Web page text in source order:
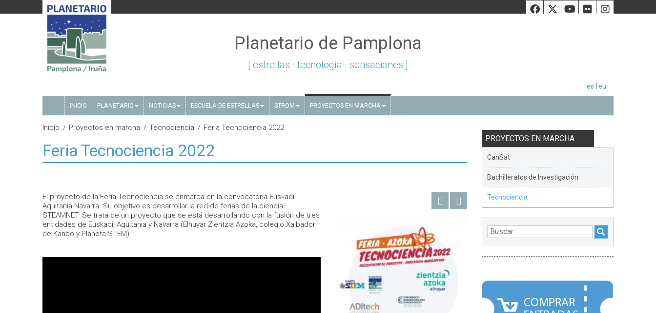
Facebook
Twiiter
Youtube
Flickr
Planetario de Pamplona
[ estrellas · tecnología · sensaciones ]
es eu
INICIO PLANETARIO NOTICIAS ESCUELA DE ESTRELLAS STROM PROYECTOS EN MARCHA
Inicio Proyectos en marcha Tecnociencia Feria Tecnociencia 2022
Feria Tecnociencia 2022
El proyecto de la Feria Tecnociencia se enmarca en la convocatoria Euskadi-
Aquitania-Navarra. Su objetivo es desarrollar la red de ferias de la ciencia
STEAMNET. Se trata de un proyecto que se está desarrollando con la fusión de tres
entidades de Euskadi, Aquitania y Navarra (Elhuyar Zientzia Azoka, colegio Xalbador
de Kanbo y Planeta STEM).
PROYECTOS EN MARCHA
CanSat
Bachilleratos de Investigación
Tecnociencia